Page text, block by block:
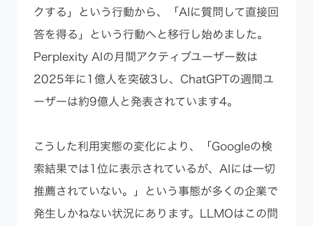
クする」という行動から、「AIに質問して直接回
答を得る」という行動へと移行し始めました。
Perplexity AIの月間アクティブユーザー数は
2025年に1億人を突破3し、ChatGPTの週間ユ
ーザーは約9億人と発表されています4。
こうした利用実態の変化により、「Googleの検
索結果では1位に表示されているが、AIには一切
推薦されていない。」という事態が多くの企業で
発生しかねない状況にあります。LLMOはこの問